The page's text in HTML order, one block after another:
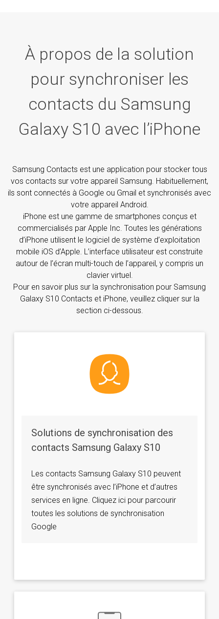
À propos de la solution
pour synchroniser les
contacts du Samsung
Galaxy S10 avec l’iPhone
Samsung Contacts est une application pour stocker tous
vos contacts sur votre appareil Samsung. Habituellement,
ils sont connectés à Google ou Gmail et synchronisés avec
votre appareil Android.
iPhone est une gamme de smartphones conçus et
commercialisés par Apple Inc. Toutes les générations
d’iPhone utilisent le logiciel de système d’exploitation
mobile iOS d’Apple. L’interface utilisateur est construite
autour de l’écran multi-touch de l’appareil, y compris un
clavier virtuel.
Pour en savoir plus sur la synchronisation pour Samsung
Galaxy S10 Contacts et iPhone, veuillez cliquer sur la
section ci-dessous.
Solutions de synchronisation des
contacts Samsung Galaxy S10
Les contacts Samsung Galaxy S10 peuvent
être synchronisés avec l’iPhone et d’autres
services en ligne. Cliquez ici pour parcourir
toutes les solutions de synchronisation
Google